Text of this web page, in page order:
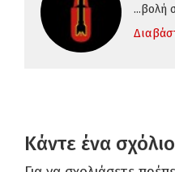
...βολή
Κάντε ένα